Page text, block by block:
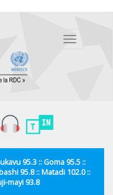
Toggle
95.3 :: Goma 95.5 ::
95.8 :: Matadi 102.0 ::
mayi 93.8